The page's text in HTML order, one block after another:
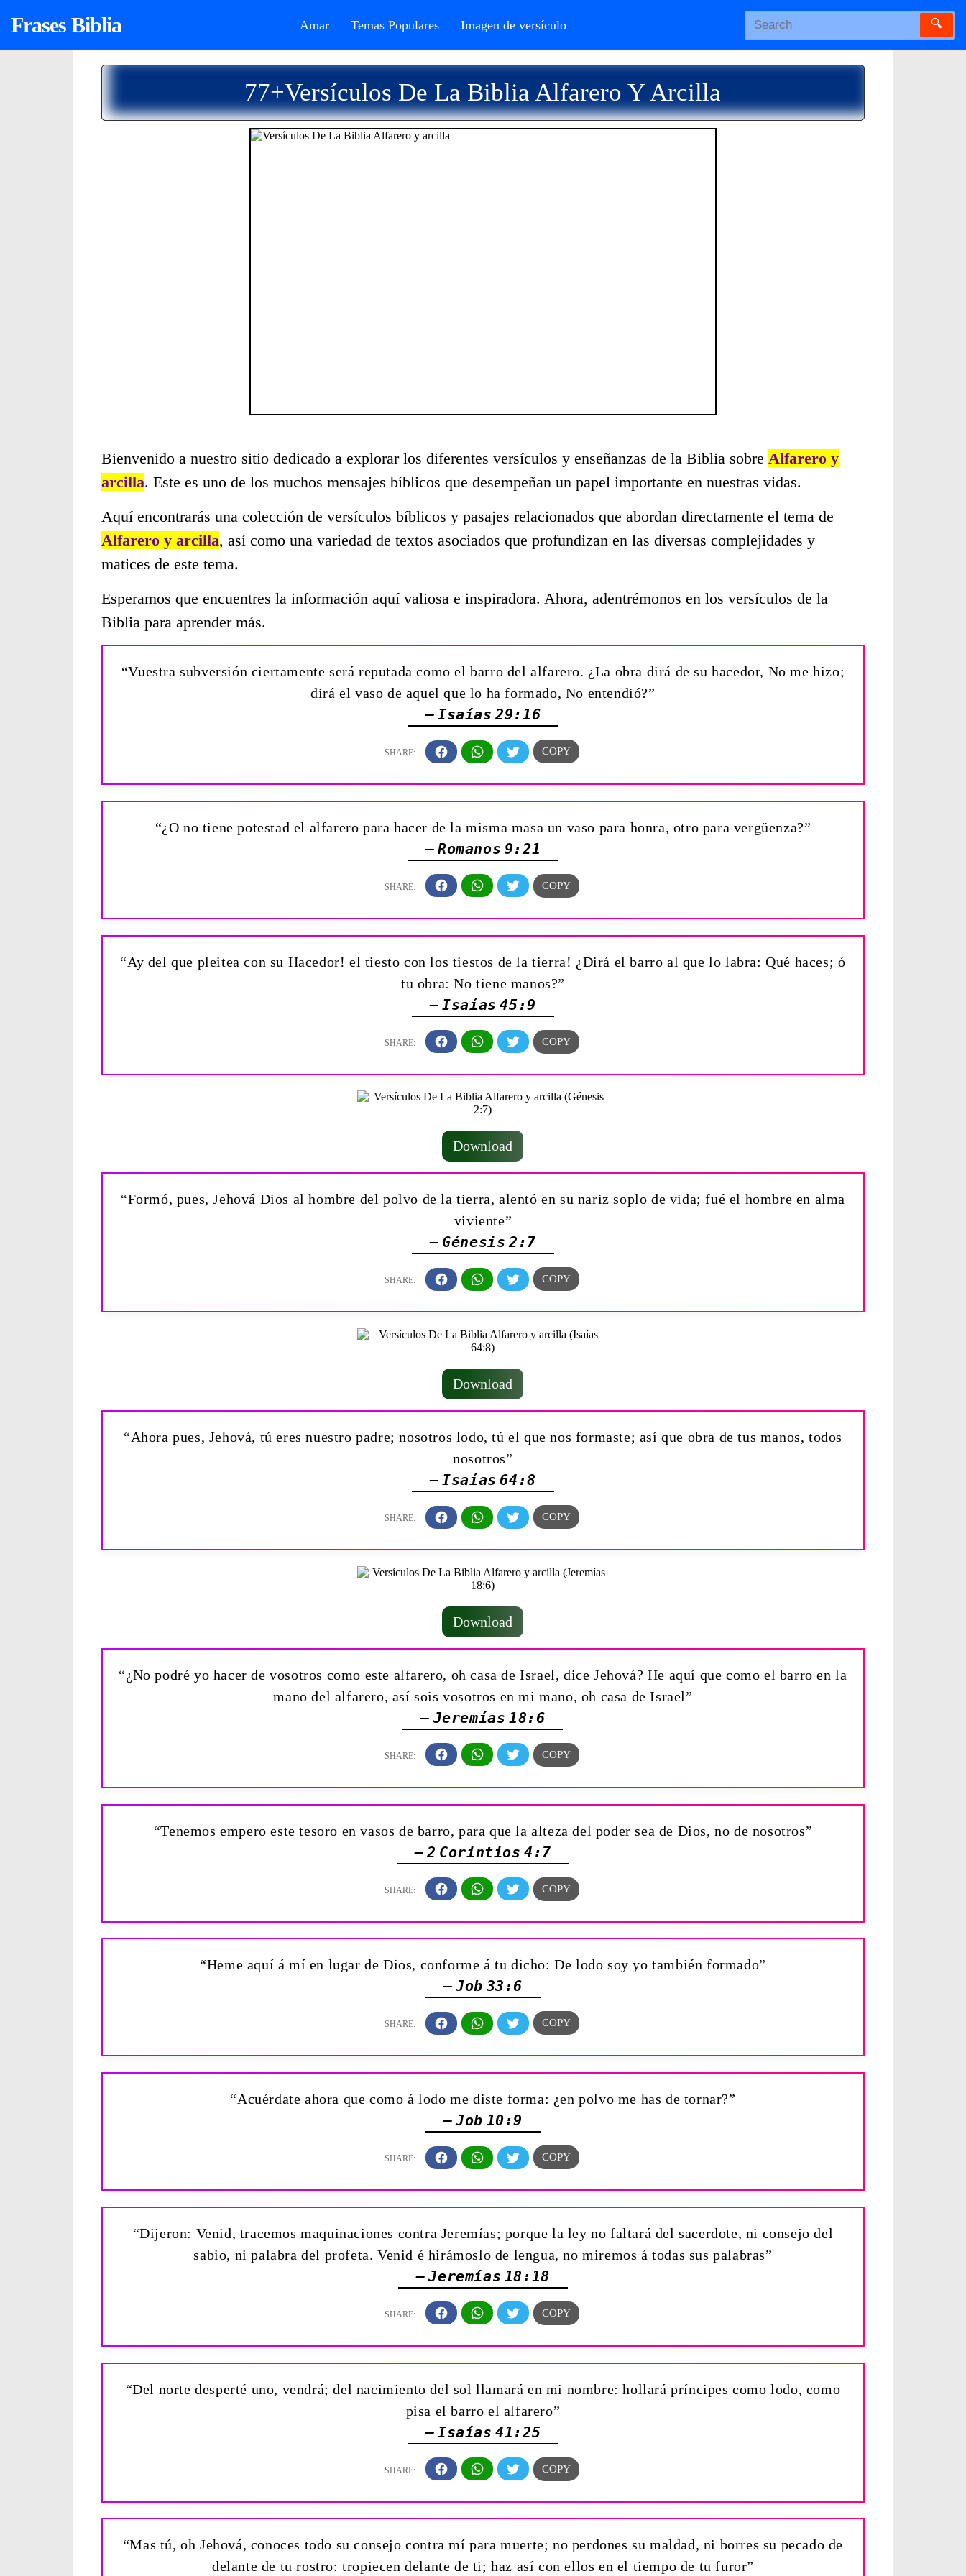
Frases Biblia Amar Temas Populares Imagen de versículo 🔍
77+Versículos De La Biblia Alfarero Y Arcilla
Bienvenido a nuestro sitio dedicado a explorar los diferentes versículos y enseñanzas de la Biblia sobre Alfarero y
arcilla. Este es uno de los muchos mensajes bíblicos que desempeñan un papel importante en nuestras vidas.
Aquí encontrarás una colección de versículos bíblicos y pasajes relacionados que abordan directamente el tema de
Alfarero y arcilla, así como una variedad de textos asociados que profundizan en las diversas complejidades y
matices de este tema.
Esperamos que encuentres la información aquí valiosa e inspiradora. Ahora, adentrémonos en los versículos de la
Biblia para aprender más.
“Vuestra subversión ciertamente será reputada como el barro del alfarero. ¿La obra dirá de su hacedor, No me hizo;
dirá el vaso de aquel que lo ha formado, No entendió?”
— Isaías 29:16
“¿O no tiene potestad el alfarero para hacer de la misma masa un vaso para honra, otro para vergüenza?”
— Romanos 9:21
“Ay del que pleitea con su Hacedor! ­el tiesto con los tiestos de la tierra! ¿Dirá el barro al que lo labra: Qué haces; ó
tu obra: No tiene manos?”
— Isaías 45:9
Download
“Formó, pues, Jehová Dios al hombre del polvo de la tierra, alentó en su nariz soplo de vida; fué el hombre en alma
viviente”
— Génesis 2:7
Download
“Ahora pues, Jehová, tú eres nuestro padre; nosotros lodo, tú el que nos formaste; así que obra de tus manos, todos
nosotros”
— Isaías 64:8
Download
“¿No podré yo hacer de vosotros como este alfarero, oh casa de Israel, dice Jehová? He aquí que como el barro en la
mano del alfarero, así sois vosotros en mi mano, oh casa de Israel”
— Jeremías 18:6
“Tenemos empero este tesoro en vasos de barro, para que la alteza del poder sea de Dios, no de nosotros”
— 2 Corintios 4:7
“Heme aquí á mí en lugar de Dios, conforme á tu dicho: De lodo soy yo también formado”
— Job 33:6
“Acuérdate ahora que como á lodo me diste forma: ¿en polvo me has de tornar?”
— Job 10:9
“Dijeron: Venid, tracemos maquinaciones contra Jeremías; porque la ley no faltará del sacerdote, ni consejo del
sabio, ni palabra del profeta. Venid é hirámoslo de lengua, no miremos á todas sus palabras”
— Jeremías 18:18
“Del norte desperté uno, vendrá; del nacimiento del sol llamará en mi nombre: hollará príncipes como lodo, como
pisa el barro el alfarero”
— Isaías 41:25
“Mas tú, oh Jehová, conoces todo su consejo contra mí para muerte; no perdones su maldad, ni borres su pecado de
delante de tu rostro: tropiecen delante de ti; haz así con ellos en el tiempo de tu furor”